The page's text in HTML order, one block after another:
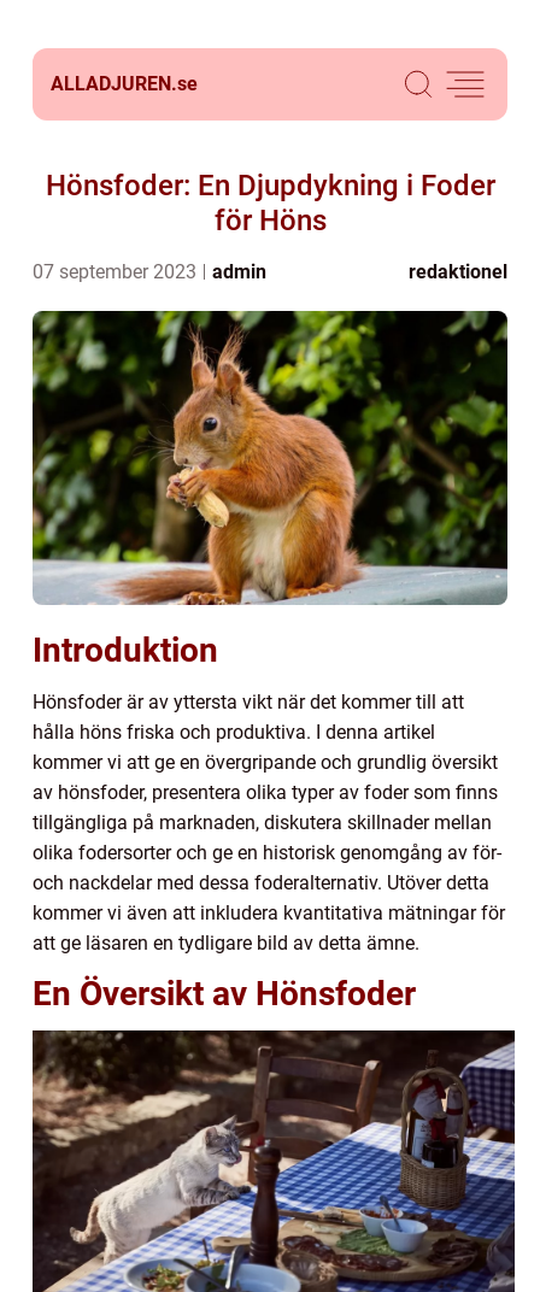
ALLADJUREN.se
Hönsfoder: En Djupdykning i Foder
för Höns
07 september 2023 admin redaktionel
Introduktion
Hönsfoder är av yttersta vikt när det kommer till att
hålla höns friska och produktiva. I denna artikel
kommer vi att ge en övergripande och grundlig översikt
av hönsfoder, presentera olika typer av foder som finns
tillgängliga på marknaden, diskutera skillnader mellan
olika fodersorter och ge en historisk genomgång av för-
och nackdelar med dessa foderalternativ. Utöver detta
kommer vi även att inkludera kvantitativa mätningar för
att ge läsaren en tydligare bild av detta ämne.
En Översikt av Hönsfoder